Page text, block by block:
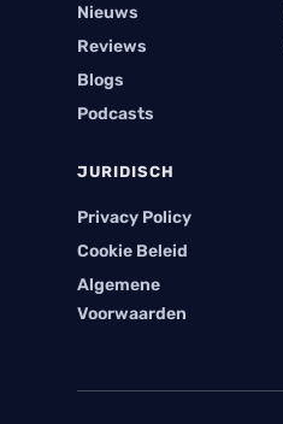
Nieuws
Reviews
Blogs
Podcasts
JURIDISCH
Privacy Policy
Cookie Beleid
Algemene
Voorwaarden